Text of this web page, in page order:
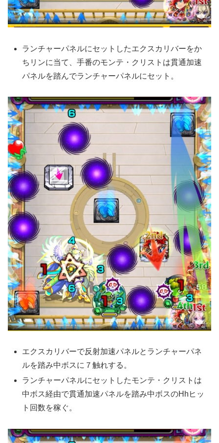
ランチャーパネルにセットしたエクスカリバーをか
ちリンに当て、手番のモンテ・クリストは貫通加速
パネルを踏んでランチャーパネルにセット。
エクスカリバーで反射加速パネルとランチャーパネ
ルを踏み中ボスに７触れする。
ランチャーパネルにセットしたモンテ・クリストは
中ボス経由で貫通加速パネルを踏み中ボスのHhヒッ
ト回数を稼ぐ。